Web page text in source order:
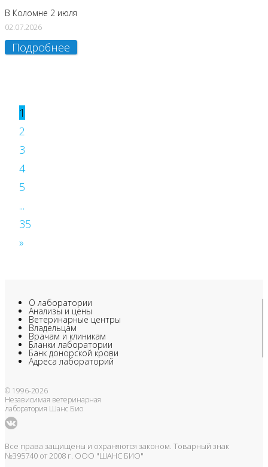
В Коломне 2 июля
02.07.2026
Подробнее
1
2
3
4
5
...
35
»
О лаборатории
Анализы и цены
Ветеринарные центры
Владельцам
Врачам и клиникам
Бланки лаборатории
Банк донорской крови
Адреса лабораторий
© 1996-2026
Независимая ветеринарная
лаборатория Шанс Био
Все права защищены и охраняются законом. Товарный знак
№395740 от 2008 г. ООО "ШАНС БИО"